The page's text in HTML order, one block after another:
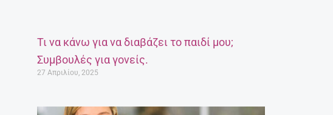
Τι να κάνω για να διαβάζει το παιδί μου;
Συμβουλές για γονείς.
27 Απριλίου, 2025